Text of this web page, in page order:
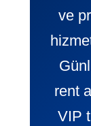
ve
rent
VIP